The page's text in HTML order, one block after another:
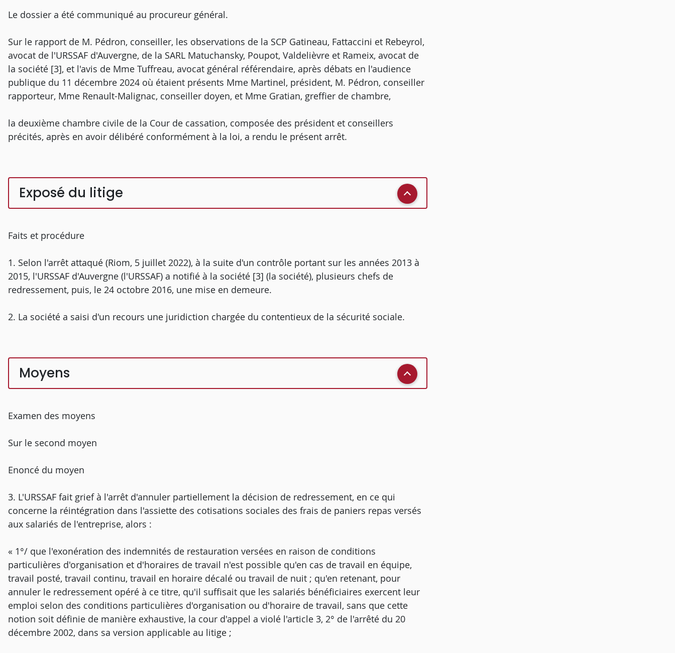
Le dossier a été communiqué au procureur général.
Sur le rapport de M. Pédron, conseiller, les observations de la SCP Gatineau, Fattaccini et Rebeyrol,
avocat de l'URSSAF d'Auvergne, de la SARL Matuchansky, Poupot, Valdelièvre et Rameix, avocat de
la société [3], et l'avis de Mme Tuffreau, avocat général référendaire, après débats en l'audience
publique du 11 décembre 2024 où étaient présents Mme Martinel, président, M. Pédron, conseiller
rapporteur, Mme Renault-Malignac, conseiller doyen, et Mme Gratian, greffier de chambre,
la deuxième chambre civile de la Cour de cassation, composée des président et conseillers
précités, après en avoir délibéré conformément à la loi, a rendu le présent arrêt.
Exposé du litige
Faits et procédure
1. Selon l'arrêt attaqué (Riom, 5 juillet 2022), à la suite d'un contrôle portant sur les années 2013 à
2015, l'URSSAF d'Auvergne (l'URSSAF) a notifié à la société [3] (la société), plusieurs chefs de
redressement, puis, le 24 octobre 2016, une mise en demeure.
2. La société a saisi d'un recours une juridiction chargée du contentieux de la sécurité sociale.
Moyens
Examen des moyens
Sur le second moyen
Enoncé du moyen
3. L'URSSAF fait grief à l'arrêt d'annuler partiellement la décision de redressement, en ce qui
concerne la réintégration dans l'assiette des cotisations sociales des frais de paniers repas versés
aux salariés de l'entreprise, alors :
« 1°/ que l'exonération des indemnités de restauration versées en raison de conditions
particulières d'organisation et d'horaires de travail n'est possible qu'en cas de travail en équipe,
travail posté, travail continu, travail en horaire décalé ou travail de nuit ; qu'en retenant, pour
annuler le redressement opéré à ce titre, qu'il suffisait que les salariés bénéficiaires exercent leur
emploi selon des conditions particulières d'organisation ou d'horaire de travail, sans que cette
notion soit définie de manière exhaustive, la cour d'appel a violé l'article 3, 2° de l'arrêté du 20
décembre 2002, dans sa version applicable au litige ;